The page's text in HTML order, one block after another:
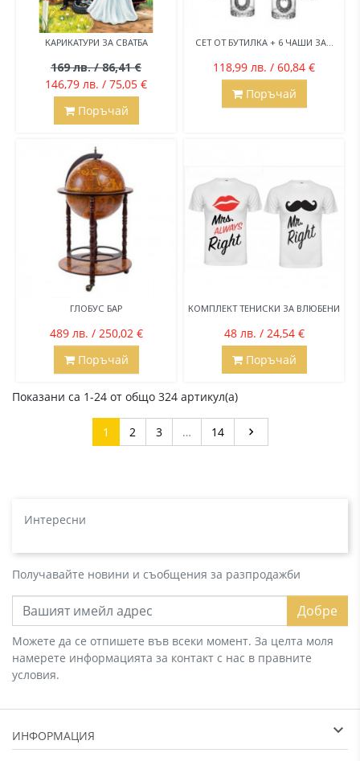
КАРИКАТУРИ ЗА СВАТБА
169 лв. / 86,41 €
146,79 лв. / 75,05 €
Поръчай
СЕТ ОТ БУТИЛКА + 6 ЧАШИ ЗА...
118,99 лв. / 60,84 €
Поръчай
ГЛОБУС БАР
489 лв. / 250,02 €
Поръчай
КОМПЛЕКТ ТЕНИСКИ ЗА ВЛЮБЕНИ
48 лв. / 24,54 €
Поръчай
Показани са 1-24 от общо 324 артикул(а)
1 2 3 … 14 Напред

Интересни
Получавайте новини и съобщения за разпродажби
Добре
Можете да се отпишете във всеки момент. За целта моля
намерете информацията за контакт с нас в правните
условия.
ИНФОРМАЦИЯ